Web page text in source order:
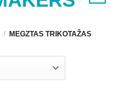
/ MEGZTAS TRIKOTAŽAS